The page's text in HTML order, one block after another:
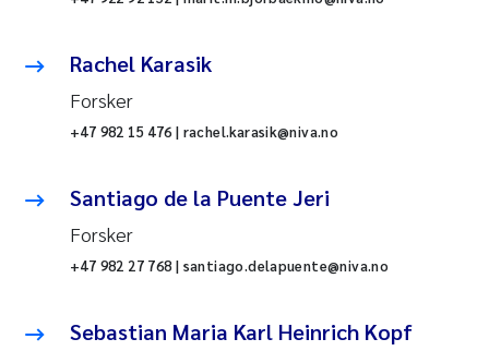
Rachel Karasik
Forsker
+47 982 15 476 | rachel.karasik@niva.no
Santiago de la Puente Jeri
Forsker
+47 982 27 768 | santiago.delapuente@niva.no
Sebastian Maria Karl Heinrich Kopf